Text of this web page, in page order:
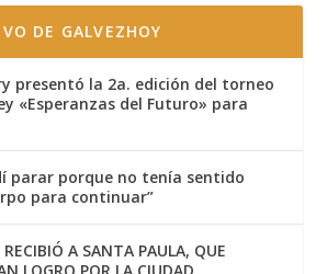
DE GALVEZHOY
presentó la 2a. edición del torneo
«Esperanzas del Futuro» para
parar porque no tenía sentido
para continuar”
A SANTA PAULA, QUE